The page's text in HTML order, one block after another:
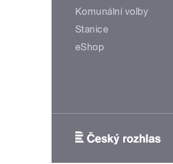
Komunální volby
Stanice
eShop